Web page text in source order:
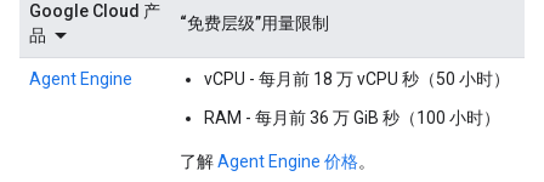
Google Cloud 产
品
“免费层级”用量限制
Agent Engine
vCPU - 每月前 18 万 vCPU 秒（50 小时）
RAM - 每月前 36 万 GiB 秒（100 小时）
了解Agent Engine 价格。